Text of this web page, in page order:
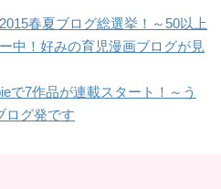
春夏ブログ総選挙！～50以上
中！好みの育児漫画ブログが見
で7作品が連載スタート！～う
ログ発です